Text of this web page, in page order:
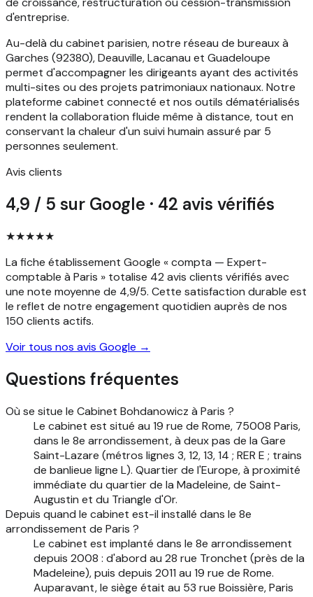
d'entreprise.
Au-delà du cabinet parisien, notre réseau de bureaux à
Garches (92380), Deauville, Lacanau et Guadeloupe
permet d'accompagner les dirigeants ayant des activités
multi-sites ou des projets patrimoniaux nationaux. Notre
plateforme cabinet connecté et nos outils dématérialisés
rendent la collaboration fluide même à distance, tout en
conservant la chaleur d'un suivi humain assuré par 5
personnes seulement.
Avis clients
4,9 / 5 sur Google · 42 avis vérifiés
★★★★★
La fiche établissement Google « compta — Expert-
comptable à Paris » totalise 42 avis clients vérifiés avec
une note moyenne de 4,9/5. Cette satisfaction durable est
le reflet de notre engagement quotidien auprès de nos
150 clients actifs.
Voir tous nos avis Google →
Questions fréquentes
Où se situe le Cabinet Bohdanowicz à Paris ?
Le cabinet est situé au 19 rue de Rome, 75008 Paris,
dans le 8e arrondissement, à deux pas de la Gare
Saint-Lazare (métros lignes 3, 12, 13, 14 ; RER E ; trains
de banlieue ligne L). Quartier de l'Europe, à proximité
immédiate du quartier de la Madeleine, de Saint-
Augustin et du Triangle d'Or.
Depuis quand le cabinet est-il installé dans le 8e
arrondissement de Paris ?
Le cabinet est implanté dans le 8e arrondissement
depuis 2008 : d'abord au 28 rue Tronchet (près de la
Madeleine), puis depuis 2011 au 19 rue de Rome.
Auparavant, le siège était au 53 rue Boissière, Paris